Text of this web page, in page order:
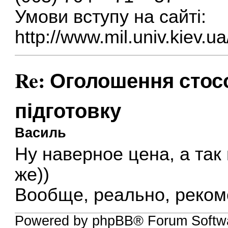
Умови вступу на сайті:
http://
Re: Оголошення
підготовку
Василь
Ну наверное цена, а
же))
Вообще, реально,
Powered by phpBB® Forum